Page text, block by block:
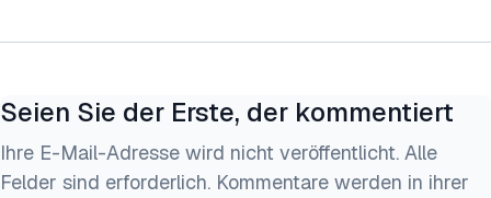
Seien Sie der Erste, der kommentiert
Ihre E-Mail-Adresse wird nicht veröffentlicht. Alle
Felder sind erforderlich. Kommentare werden in ihrer